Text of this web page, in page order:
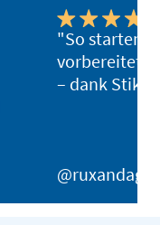
"So starten
vorbereitet
– dank